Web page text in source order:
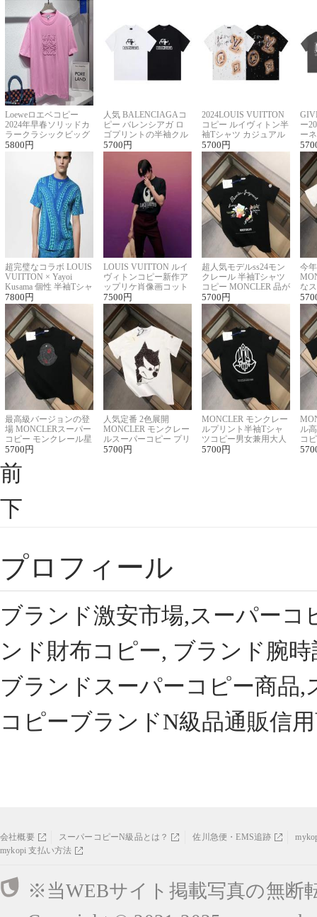
Loeweロエベコピー
2024年早春ソリッドカ
ラークラシックビッグ
ロゴ刺繍Tシャツ
5800 円
人気 BALENCIAGAコ
ピー バレンシアガ ロ
ゴプリントの半袖クル
ーネックTシャツ
5700 円
2024LOUIS VUITTON
コピー ルイヴィトン半
袖Tシャツ カジュアル
に馴染む 2色展開
5700 円
ー
ー
ー
超完璧なコラボ LOUIS
VUITTON × Yayoi
Kusama 個性 半袖Tシャ
ツコピー男女兼用
7800 円
LOUIS VUITTON ルイ
ヴィトンコピー新作ア
ップリケ肖像画コット
ンニット半袖Tシャツ
7500 円
超人気モデルss24モン
クレール 半袖Tシャツ
コピー MONCLER 品が
良く見た目
5700 円
今
な
ル
最高級バージョンの登
場 MONCLERスーパー
コピー モンクレール星
座半袖Tシャツ
5700 円
人気定番 2色展開
MONCLER モンクレー
ルスーパーコピー プリ
ント半袖Tシャツ
5700 円
MONCLER モンクレー
ルプリント半袖Tシャ
ツコピー男女兼用大人
可愛い春夏コーデ
5700 円
ル
コ
ィ
前
下
プロフィール
ブランド激安市場,スーパー
ンド財布コピー, ブランド腕
ブランドスーパーコピー商品
コピーブランドN級品通販信
会社概要 スーパーコピーN級品とは？ 佐川急便・EMS追跡
mykopi 支払い方法
※当WEBサイト掲載写真の無断